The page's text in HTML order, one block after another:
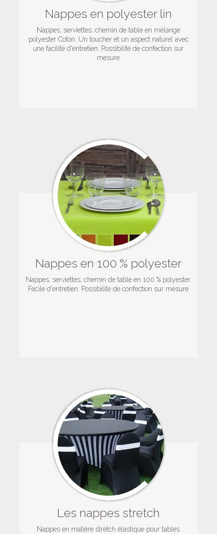
Nappes en polyester lin
Nappes, serviettes, chemin de table en mélange
polyester Coton. Un toucher et un aspect naturel avec
une facilité d'entretien. Possibilité de confection sur
mesure
Nappes en 100 % polyester
Nappes, serviettes, chemin de table en 100 % polyester.
Facile d'entretien. Possibilité de confection sur mesure
Les nappes stretch
Nappes en matière stretch élastique pour tables